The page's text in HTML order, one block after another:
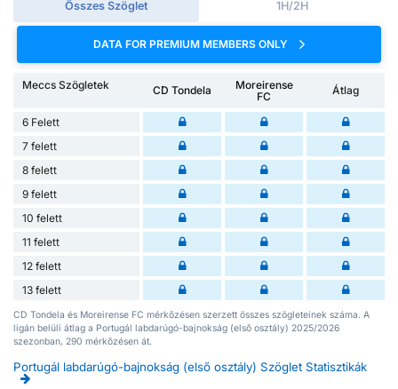
Összes Szöglet 1H/2H
DATA FOR PREMIUM MEMBERS ONLY
Meccs Szögletek CD Tondela
Moreirense
FC
Átlag
6 Felett
7 felett
8 felett
9 felett
10 felett
11 felett
12 felett
13 felett
CD Tondela és Moreirense FC mérkőzésen szerzett összes szögleteinek száma. A
ligán belüli átlag a Portugál labdarúgó-bajnokság (első osztály) 2025/2026
szezonban, 290 mérkőzésen át.
Portugál labdarúgó-bajnokság (első osztály) Szöglet Statisztikák